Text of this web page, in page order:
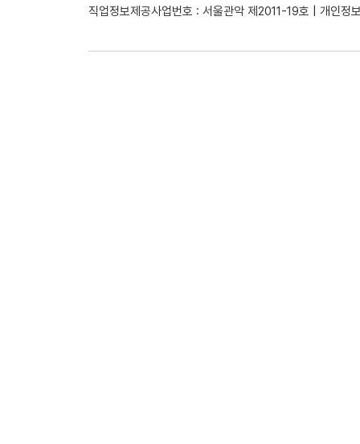
직업정보제공사업번호 : 서울관악 제2011-19호 | 개인정